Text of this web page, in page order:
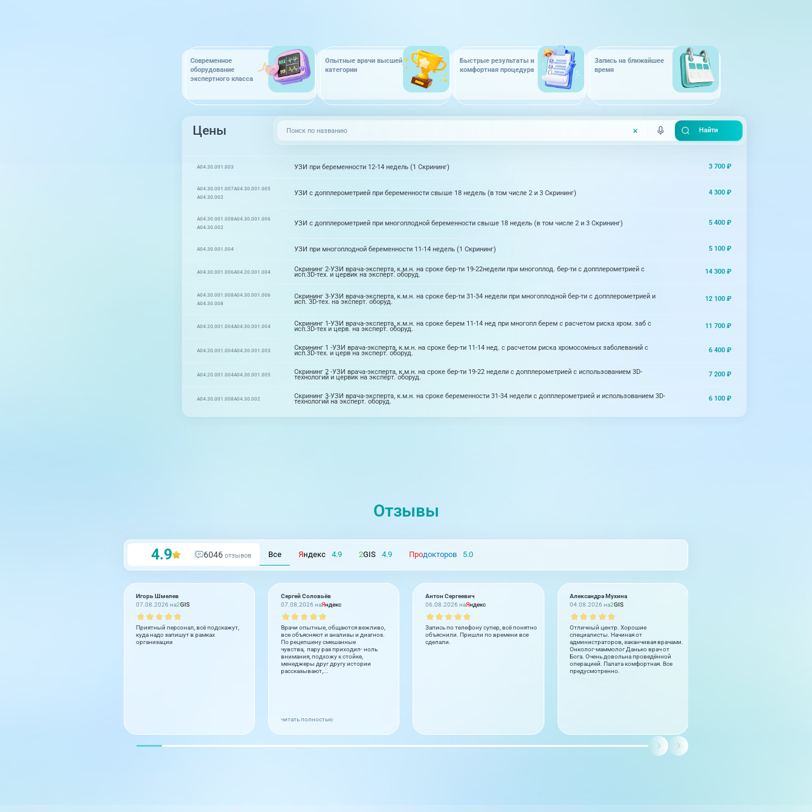
Современное
оборудование
экспертного класса
Опытные врачи высшей
категории
Быстрые результаты и
комфортная процедура
Запись на ближайшее
время
Цены
A04.30.001.003 УЗИ при беременности 12-14 недель (1 Скрининг) 3 700 ₽
A04.30.001.007A04.30.001.005
A04.30.002
УЗИ с допплерометрией при беременности свыше 18 недель (в том числе 2 и 3 Скрининг) 4 300 ₽
A04.30.001.008A04.30.001.006
A04.30.002
УЗИ с допплерометрией при многоплодной беременности свыше 18 недель (в том числе 2 и 3 Скрининг) 5 400 ₽
A04.30.001.004 УЗИ при многоплодной беременности 11-14 недель (1 Скрининг) 5 100 ₽
A04.30.001.006A04.20.001.004 Скрининг 2-УЗИ врача-эксперта, к.м.н. на сроке бер-ти 19-22недели при многоплод. бер-ти с допплерометрией с
исп.3D-тех. и цервик на эксперт. оборуд. 14 300 ₽
A04.30.001.008A04.30.001.006
A04.30.008
Скрининг 3-УЗИ врача-эксперта, к.м.н. на сроке бер-ти 31-34 недели при многоплодной бер-ти с допплерометрией и
исп. 3D-тех. на эксперт. оборуд. 12 100 ₽
A04.20.001.004A04.30.001.004 Скрининг 1-УЗИ врача-эксперта, к.м.н. на сроке берем 11-14 нед при многопл берем с расчетом риска хром. заб с
исп.3D-тех и церв. на эксперт. оборуд. 11 700 ₽
A04.20.001.004A04.30.001.003 Скрининг 1 -УЗИ врача-эксперта, к.м.н. на сроке бер-ти 11-14 нед. с расчетом риска хромосомных заболеваний с
исп.3D-тех. и церв на эксперт. оборуд. 6 400 ₽
A04.20.001.004A04.30.001.005 Скрининг 2 -УЗИ врача-эксперта, к.м.н. на сроке бер-ти 19-22 недели с допплерометрией с использованием 3D-
технологий и цервик на эксперт. оборуд. 7 200 ₽
A04.30.001.008A04.30.002 Скрининг 3-УЗИ врача-эксперта, к.м.н. на сроке беременности 31-34 недели с допплерометрией и использованием 3D-
технологий на эксперт. оборуд. 6 100 ₽
Отзывы
4.9 6046 отзывов Все Яндекс 4.9 2GIS 4.9 Продокторов 5.0
Игорь Шмелев
07.08.2026 на2GIS
Приятный персонал, всё подскажут,
куда надо запишут в рамках
организации
Сергей Соловьёв
07.08.2026 наЯндекс
Врачи опытные, общаются вежливо,
все объясняют и анализы и диагноз.
По рецепшену смешанные
чувства, пару раз приходил- ноль
внимания, подхожу к стойке,
менеджеры друг другу истории
рассказывают,...
читать полностью
Антон Сергеевич
06.08.2026 наЯндекс
Запись по телефону супер, всё понятно
объяснили. Пришли по времени все
сделали.
Александра Мухина
04.08.2026 на2GIS
Отличный центр. Хорошие
специалисты. Начиная от
администраторов, заканчивая врачами.
Онколог-маммолог Данько врач от
Бога. Очень довольна проведённой
операцией. Палата комфортная. Все
предусмотренно.